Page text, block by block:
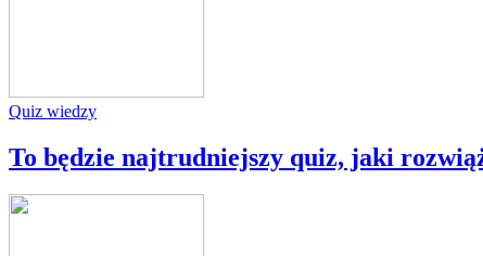
Quiz wiedzy
To będzie najtrudniejszy quiz, jaki